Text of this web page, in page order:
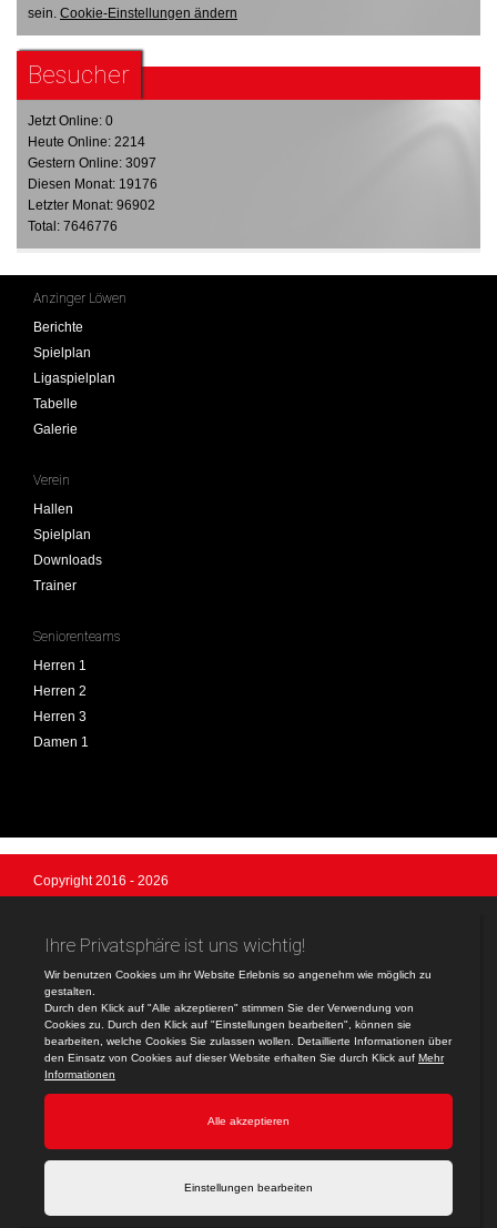
sein. Cookie-Einstellungen ändern
Besucher
Jetzt Online: 0
Heute Online: 2214
Gestern Online: 3097
Diesen Monat: 19176
Letzter Monat: 96902
Total: 7646776
Anzinger Löwen
Berichte
Spielplan
Ligaspielplan
Tabelle
Galerie
Verein
Hallen
Spielplan
Downloads
Trainer
Seniorenteams
Herren 1
Herren 2
Herren 3
Damen 1
Logo-Design © by Ulrich Koch, Anzing
Copyright 2016 - 2026
Registrieren
Impressum
Datenschutzerklärung
Teamsports 2
Dein Sportverein online